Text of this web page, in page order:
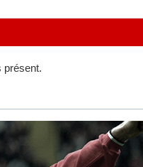
présent.